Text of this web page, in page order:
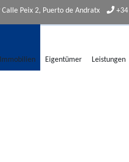
Calle Peix 2, Puerto de Andratx
Immobilien Eigentümer Leistungen